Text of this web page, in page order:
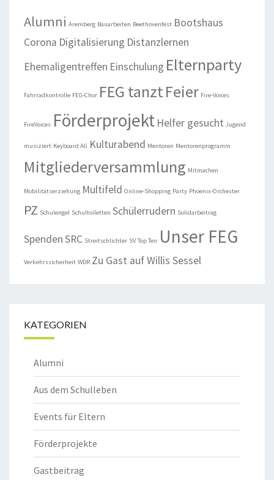
Alumni Aremberg Bauarbeiten Beethovenfest Bootshaus
Corona Digitalisierung Distanzlernen
Ehemaligentreffen Einschulung Elternparty
Fahrradkontrolle FEG-Chor FEG tanztFeier Fire-Voices
FireVoices Förderprojekt Helfer gesucht Jugend
musiziert Keyboard AG Kulturabend Mentoren Mentorenprogramm
Mitgliederversammlung Mitmachen
Mobilitätserziehung Multifeld Online-Shopping Party Phoenix-Orchester
PZ Schulengel Schultoiletten Schülerrudern Solidarbeitrag
SpendenSRC Streitschlichter SV Top Ten Unser FEG
Verkehrssicherheit WDR Zu Gast auf Willis Sessel
KATEGORIEN
Alumni
Aus dem Schulleben
Events für Eltern
Förderprojekte
Gastbeitrag